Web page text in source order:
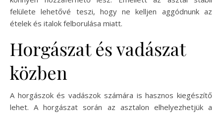
felülete lehetővé teszi, hogy ne kelljen aggódnunk az
ételek és italok felborulása miatt.
Horgászat és vadászat
közben
A horgászok és vadászok számára is hasznos kiegészítő
lehet. A horgászat során az asztalon elhelyezhetjük a